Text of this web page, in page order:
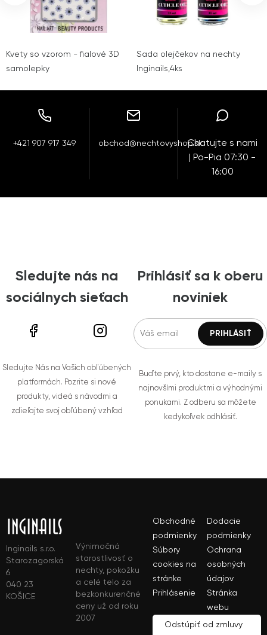
Kvety so vzorom - fialové 3D
samolepky
Sada olejčekov na nechty
Inginails,4ks
+421 907 917 349 obchod@nechtovyshop.skChatujte s nami
| Po-Pia 07:30 -
16:00
Sledujte nás na
sociálnych sieťach
Sledujte Nás na Vašich obľúbených
platformách. Pozrite si nové
produkty, videá s návodmi a
zdieľajte svoj obľúbený vzhľad
Prihlásiť sa k oberu
noviniek
Buďte prvý, kto dostane e-maily s
najnovšími produktmi a výhodnými
ponukami. Z odberu sa môžete
kedykoľvek odhlásiť.
Inginails s.r.o.
Starozagorská
6
040 23
KOŠICE
Výnimočná
starostlivosť o
nechty, pokožku
a celé telo za
bezkonkurenčné
ceny už od roku
2007
Obchodné
podmienky
Dodacie
podmienky
Súbory
cookies na
stránke
Ochrana
osobných
údajov
Prihlásenie
Stránka
webu
Odstúpiť od zmluvy